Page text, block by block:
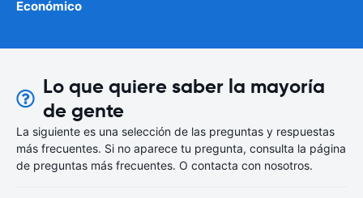
Económico
Lo que quiere saber la mayoría
de gente
La siguiente es una selección de las preguntas y respuestas
más frecuentes. Si no aparece tu pregunta, consulta la página
de preguntas más frecuentes. O contacta con nosotros.